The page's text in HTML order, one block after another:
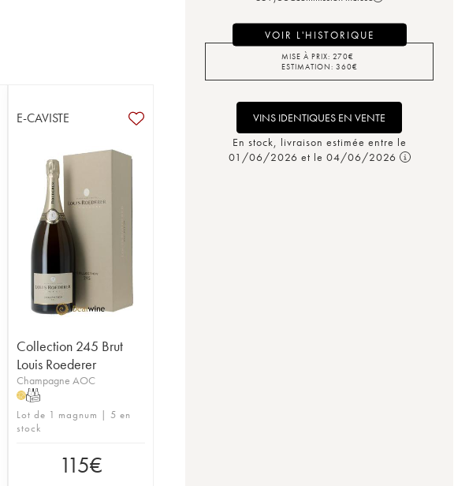
E-CAVISTE
Collection 245 Brut
Louis Roederer
Champagne AOC
HT
Lot de 1 magnum | 5 en
stock
115€
VOIR L'HISTORIQUE
MISE À PRIX: 270€
ESTIMATION: 360€
VINS IDENTIQUES EN VENTE
En stock, livraison estimée entre le
01/06/2026 et le 04/06/2026